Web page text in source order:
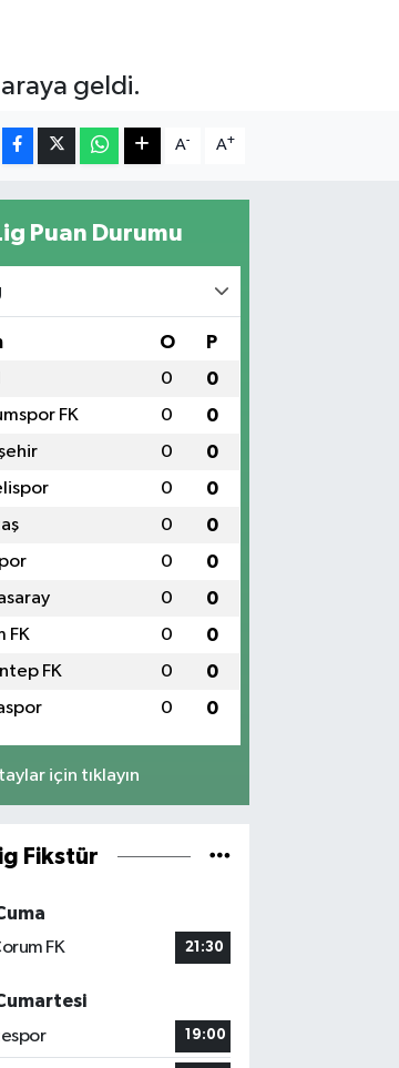
geldi.
A- A+
Puan Durumu
O P
0 0
FK 0 0
0 0
0 0
0 0
0 0
0 0
FK 0 0
FK 0 0
0 0
için tıklayın
Fikstür
FK
21:30
19:00